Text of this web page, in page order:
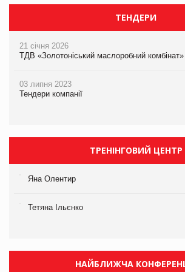
ТЕНДЕРИ
21 січня 2026
ТДВ «Золотоніський маслоробний комбінат»
03 липня 2023
Тендери компанії
ТРЕНІНГОВИЙ ЦЕНТР
Яна Олентир
Тетяна Ільєнко
НАЙБЛИЖЧА